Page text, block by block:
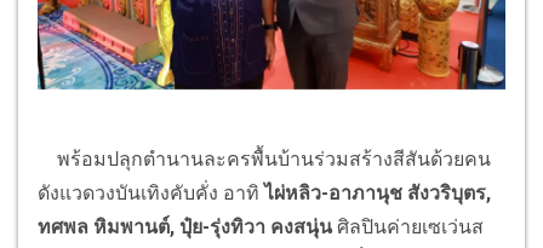
พร้อมปลุกตำนานละครพื้นบ้านร่วมสร้างสีสันด้วยคน
ดังแวดวงบันเทิงคับคั่ง อาทิไผ่หลิว-อาภานุช สังวริบุตร,
ทศพล หิมพานต์, ปุ๋ย-รุ่งทิวา คงสนุ่นศิลปินค่ายเซเว่นส